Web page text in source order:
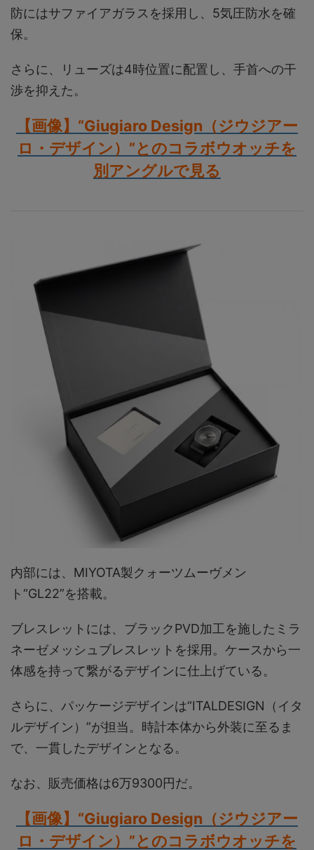
防にはサファイアガラスを採用し、5気圧防水を確
保。
さらに、リューズは4時位置に配置し、手首への干
渉を抑えた。
【画像】“Giugiaro Design（ジウジアー
ロ・デザイン）”とのコラボウオッチを
別アングルで見る
内部には、MIYOTA製クォーツムーヴメン
ト“GL22”を搭載。
ブレスレットには、ブラックPVD加工を施したミラ
ネーゼメッシュブレスレットを採用。ケースから一
体感を持って繋がるデザインに仕上げている。
さらに、パッケージデザインは“ITALDESIGN（イタ
ルデザイン）”が担当。時計本体から外装に至るま
で、一貫したデザインとなる。
なお、販売価格は6万9300円だ。
【画像】“Giugiaro Design（ジウジアー
ロ・デザイン）”とのコラボウオッチを